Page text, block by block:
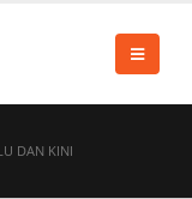
DAN KINI